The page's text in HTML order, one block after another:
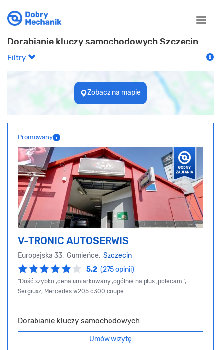
Toggle
Dorabianie kluczy samochodowych Szczecin
Filtry
Zobacz na mapie
Promowany
V-TRONIC AUTOSERWIS
Europejska 33, Gumieńce, Szczecin
5.2 (275 opinii)
"Dość szybko ,cena umiarkowany ,ogólnie na plus ,polecam ",
Sergiusz, Mercedes w205 c300 coupe
Dorabianie kluczy samochodowych
Umów wizytę